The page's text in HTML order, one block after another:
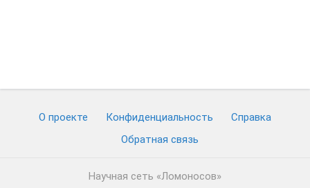
О проекте Конфиденциальность
Cправка
Обратная связь
Научная сеть «Ломоносов»